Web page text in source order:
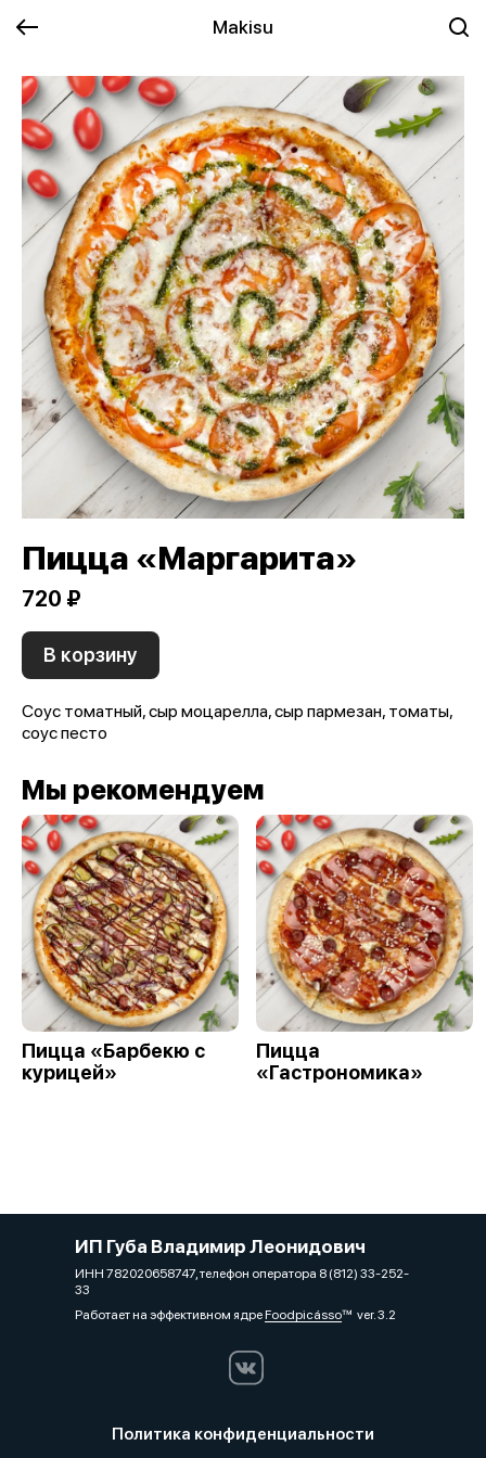
Makisu
Пицца «Маргарита»
720 ₽
В корзину
Cоус томатный, сыр моцарелла, сыр пармезан, томаты,
соус песто
Мы рекомендуем
Пицца «Барбекю с
курицей»
Пицца
«Гастрономика»
ИП Губа Владимир Леонидович
ИНН 782020658747, телефон оператора 8 (812) 33-252-
33
Работает на эффективном ядреFoodpicássover. 3.2
Политика конфиденциальности